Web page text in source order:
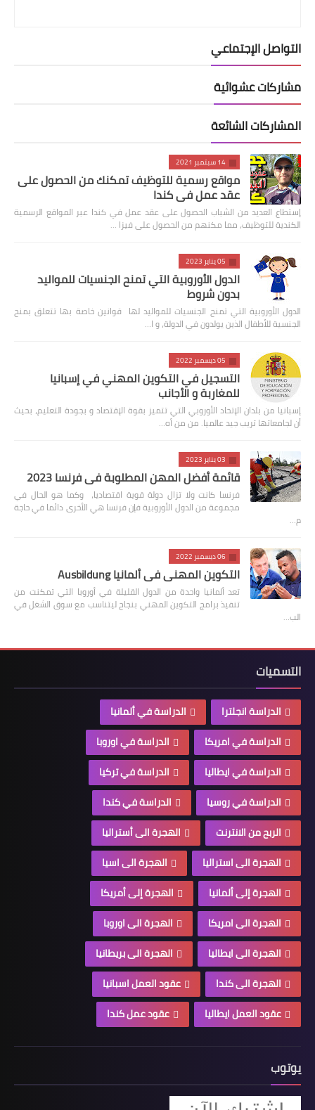
التواصل الإجتماعي
مشاركات عشوائية
المشاركات الشائعة
14 سبتمبر 2021
مواقع رسمية للتوظيف تمكنك من الحصول على
عقد عمل في كندا
إستطاع العديد من الشباب الحصول على عقد عمل في كندا عبر المواقع الرسمية
الكندية للتوظيف، مما مكنهم من الحصول على فيزا …
05 يناير 2023
الدول الأوروبية التي تمنح الجنسيات للمواليد
بدون شروط
الدول الأوروبية التي تمنح الجنسيات للمواليد لها قوانين خاصة بها تتعلق بمنح
الجنسية للأطفال الذين يولدون في الدولة، و ا…
05 ديسمبر 2022
التسجيل في التكوين المهني في إسبانيا
للمغاربة و الأجانب
إسبانيا من بلدان الإتحاد الأوروبي التي تتميز بقوة الإقتصاد و بجودة التعليم، بحيث
أن لجامعاتها تريب جيد عالميا. من من أه…
03 يناير 2023
قائمة أفضل المهن المطلوبة في فرنسا 2023
فرنسا كانت ولا تزال دولة قوية اقتصاديا، وكما هو الحال في
مجموعة من الدول الأوروبية فإن فرنسا هي الأخرى دائما في حاجة
م…
06 ديسمبر 2022
التكوين المهني في ألمانيا Ausbildung
تعد ألمانيا واحدة من الدول القليلة في أوروبا التي تمكنت من
تنفيذ برامج التكوين المهني بنجاح ليتناسب مع سوق الشغل في
الب…
التسميات
الدراسة انجلترا
الدراسة في ألمانيا
الدراسة في امريكا
الدراسة في اوروبا
الدراسة في ايطاليا
الدراسة في تركيا
الدراسة في روسيا
الدراسة في كندا
الربح من الانترنت
الهجرة الى أستراليا
الهجرة الى استراليا
الهجرة الى اسيا
الهجرة إلى ألمانيا
الهجرة إلى أمريكا
الهجرة الى امريكا
الهجرة الى اوروبا
الهجرة الى ايطاليا
الهجرة الى بريطانيا
الهجرة الى كندا
عقود العمل اسبانيا
عقود العمل ايطاليا
عقود عمل كندا
يوتوب